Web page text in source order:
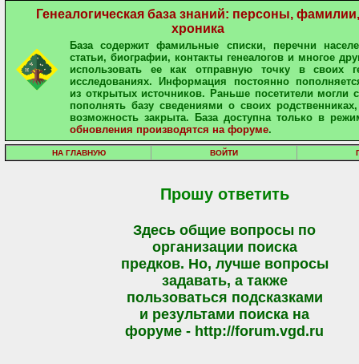
Генеалогическая база знаний: персоны, фамилии,
хроника
База содержит фамильные списки, перечни
статьи, биографии, контакты генеалогов и многое
использовать ее как отправную точку в своих
исследованиях. Информация постоянно
из открытых источников. Раньше посетители могли
пополнять базу сведениями о своих
возможность закрыта. База доступна только в
обновления производятся на форуме.
НА ГЛАВНУЮ ВОЙТИ
Прошу ответить
Здесь общие вопросы по
организации поиска
предков. Но, лучше вопросы
задавать, а также
пользоваться подсказками
и результами поиска на
форуме - http://forum.vgd.ru